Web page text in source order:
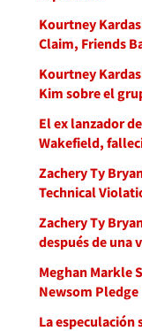
Kourtney
Claim, Friends
Kourtney
Kim sobre el
El ex lanzador
Wakefield,
Zachery Ty
Technical
Zachery Ty
después de una
Meghan Markle
Newsom Pledge
La especulación